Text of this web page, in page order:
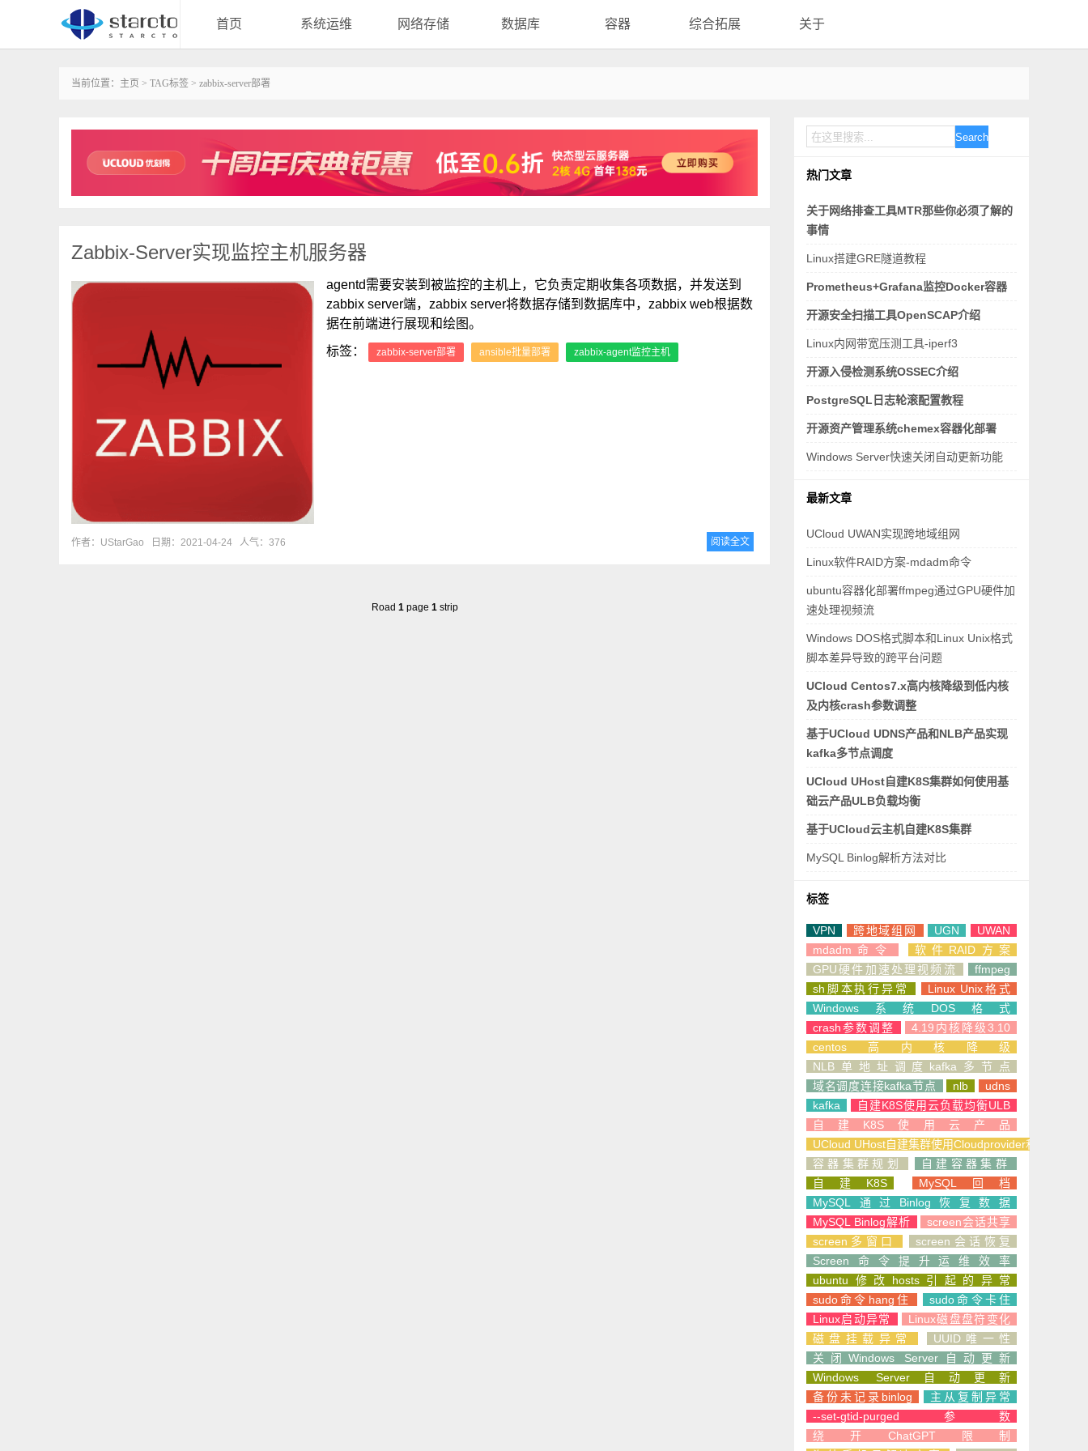
首页 系统运维 网络存储 数据库 容器 综合拓展 关于
当前位置： 主页 > TAG标签 > zabbix-server部署
Zabbix-Server实现监控主机服务器
agentd需要安装到被监控的主机上，它负责定期收集各项数据，并发送到
zabbix server端，zabbix server将数据存储到数据库中，zabbix web根据数
据在前端进行展现和绘图。
标签：
zabbix-server部署 ansible批量部署 zabbix-agent监控主机
作者：UStarGao 日期：2021-04-24 人气：376 阅读全文
Road 1 page 1 strip
Search
热门文章
关于网络排查工具MTR那些你必须了解的
事情
Linux搭建GRE隧道教程
Prometheus+Grafana监控Docker容器
开源安全扫描工具OpenSCAP介绍
Linux内网带宽压测工具-iperf3
开源入侵检测系统OSSEC介绍
PostgreSQL日志轮滚配置教程
开源资产管理系统chemex容器化部署
Windows Server快速关闭自动更新功能
最新文章
UCloud UWAN实现跨地域组网
Linux软件RAID方案-mdadm命令
ubuntu容器化部署ffmpeg通过GPU硬件加
速处理视频流
Windows DOS格式脚本和Linux Unix格式
脚本差异导致的跨平台问题
UCloud Centos7.x高内核降级到低内核
及内核crash参数调整
基于UCloud UDNS产品和NLB产品实现
kafka多节点调度
UCloud UHost自建K8S集群如何使用基
础云产品ULB负载均衡
基于UCloud云主机自建K8S集群
MySQL Binlog解析方法对比
标签
VPN 跨地域组网 UGN
UWAN
mdadm命令
软件RAID方案
GPU硬件加速处理视频流
ffmpeg
sh脚本执行异常
Linux Unix格式
Windows系统DOS格式
crash参数调整
4.19内核降级3.10
centos高内核降级
NLB单地址调度kafka多节点
域名调度连接kafka节点
nlb
udns
kafka
自建K8S使用云负载均衡ULB
自建K8S使用云产品
UCloud UHost自建集群使用Cloudprovider和CSI
容器集群规划
自建容器集群
自建K8S
MySQL回档
MySQL通过Binlog恢复数据
MySQL Binlog解析
screen会话共享
screen多窗口
screen会话恢复
Screen命令提升运维效率
ubuntu修改hosts引起的异常
sudo命令hang住
sudo命令卡住
Linux启动异常
Linux磁盘盘符变化
磁盘挂载异常
UUID唯一性
关闭Windows Server自动更新
Windows Server自动更新
备份未记录binlog
主从复制异常
--set-gtid-purged参数
绕开ChatGPT限制